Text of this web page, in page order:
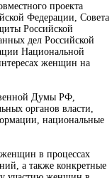
проекта
Федерации, Совета
Российской
дел Российской
Национальной
женщин на
Думы РФ,
органов власти,
национальные
женщин в процессах
а также конкретные